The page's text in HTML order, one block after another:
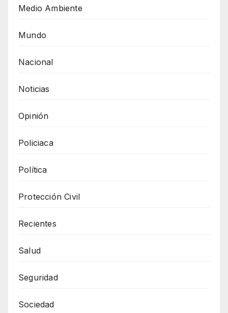
Medio Ambiente
Mundo
Nacional
Noticias
Opinión
Policiaca
Política
Protección Civil
Recientes
Salud
Seguridad
Sociedad